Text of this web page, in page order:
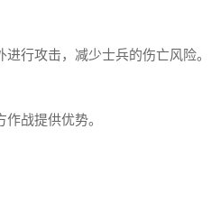
行攻击，减少士兵的伤亡风险。
战提供优势。